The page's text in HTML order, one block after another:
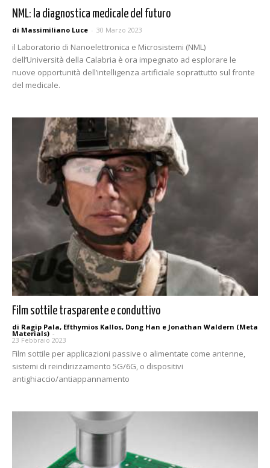
NML: la diagnostica medicale del futuro
di Massimiliano Luce - 30 Marzo 2023
il Laboratorio di Nanoelettronica e Microsistemi (NML)
dell’Università della Calabria è ora impegnato ad esplorare le
nuove opportunità dell’intelligenza artificiale soprattutto sul fronte
del medicale.
Film sottile trasparente e conduttivo
di Ragip Pala, Efthymios Kallos, Dong Han e Jonathan Waldern (Meta
Materials) -
23 Febbraio 2023
Film sottile per applicazioni passive o alimentate come antenne,
sistemi di reindirizzamento 5G/6G, o dispositivi
antighiaccio/antiappannamento